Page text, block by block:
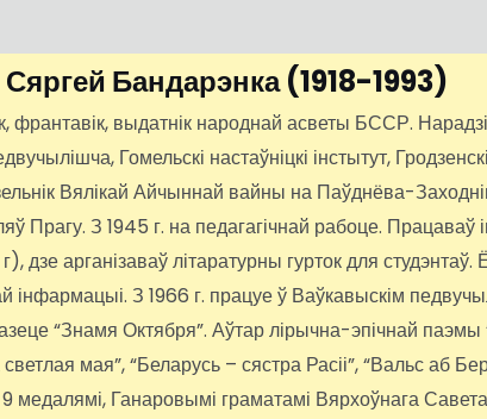
Сяргей Бандарэнка(1918-1993)
выдатнік народнай асветы БССР.
Гомельскі настаўніцкі інстытут,
Вялікай Айчыннай вайны на Паўднёва-
Прагу. З 1945 г. на педагагічнай рабоце.
арганізаваў літаратурны гурток для
інфармацыі. З 1966 г. працуе ў Ваўкавыскім
“Знамя Октября”. Аўтар лірычна-эпічнай
мая”, “Беларусь – сястра Расіі”, “Вальс аб
Ганаровымі граматамі Вярхоўнага